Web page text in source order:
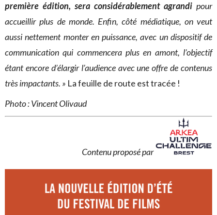
première édition, sera considérablement agrandi pour
accueillir plus de monde. Enfin, côté médiatique, on veut
aussi nettement monter en puissance, avec un dispositif de
communication qui commencera plus en amont, l’objectif
étant encore d’élargir l’audience avec une offre de contenus
très impactants. » La feuille de route est tracée !
Photo : Vincent Olivaud
Contenu proposé par